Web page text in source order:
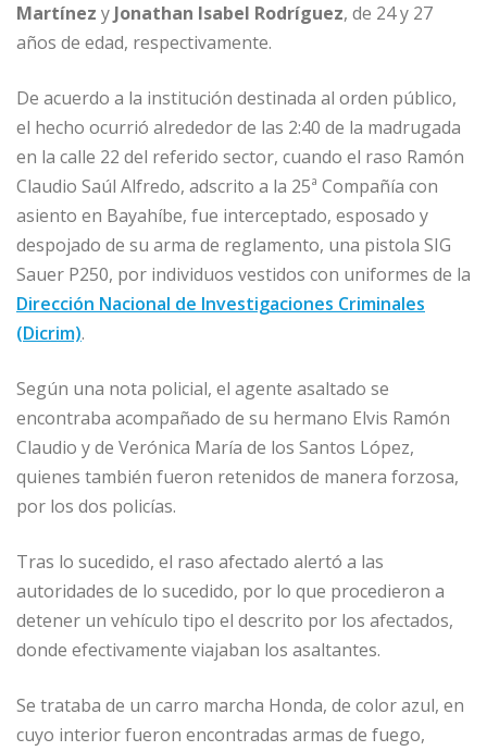
Martínez y Jonathan Isabel Rodríguez, de 24 y 27
años de edad, respectivamente.
De acuerdo a la institución destinada al orden público,
el hecho ocurrió alrededor de las 2:40 de la madrugada
en la calle 22 del referido sector, cuando el raso Ramón
Claudio Saúl Alfredo, adscrito a la 25ª Compañía con
asiento en Bayahíbe, fue interceptado, esposado y
despojado de su arma de reglamento, una pistola SIG
Sauer P250, por individuos vestidos con uniformes de la
Dirección Nacional de Investigaciones Criminales
(Dicrim).
Según una nota policial, el agente asaltado se
encontraba acompañado de su hermano Elvis Ramón
Claudio y de Verónica María de los Santos López,
quienes también fueron retenidos de manera forzosa,
por los dos policías.
Tras lo sucedido, el raso afectado alertó a las
autoridades de lo sucedido, por lo que procedieron a
detener un vehículo tipo el descrito por los afectados,
donde efectivamente viajaban los asaltantes.
Se trataba de un carro marcha Honda, de color azul, en
cuyo interior fueron encontradas armas de fuego,